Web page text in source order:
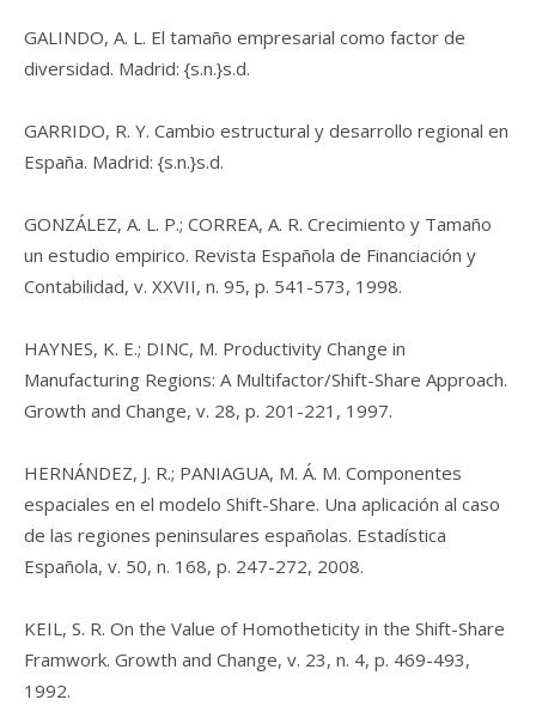
GALINDO, A. L. El tamaño empresarial como factor de
diversidad. Madrid: {s.n.}s.d.
GARRIDO, R. Y. Cambio estructural y desarrollo regional en
España. Madrid: {s.n.}s.d.
GONZÁLEZ, A. L. P.; CORREA, A. R. Crecimiento y Tamaño
un estudio empirico. Revista Española de Financiación y
Contabilidad, v. XXVII, n. 95, p. 541-573, 1998.
HAYNES, K. E.; DINC, M. Productivity Change in
Manufacturing Regions: A Multifactor/Shift-Share Approach.
Growth and Change, v. 28, p. 201-221, 1997.
HERNÁNDEZ, J. R.; PANIAGUA, M. Á. M. Componentes
espaciales en el modelo Shift-Share. Una aplicación al caso
de las regiones peninsulares españolas. Estadística
Española, v. 50, n. 168, p. 247-272, 2008.
KEIL, S. R. On the Value of Homotheticity in the Shift-Share
Framwork. Growth and Change, v. 23, n. 4, p. 469-493,
1992.